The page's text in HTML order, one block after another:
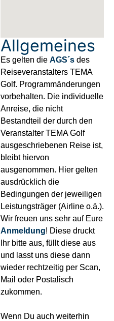
Allgemeines
Es gelten die AGS´s des
Reiseveranstalters TEMA
Golf. Programmänderungen
vorbehalten. Die individuelle
Anreise, die nicht
Bestandteil der durch den
Veranstalter TEMA Golf
ausgeschriebenen Reise ist,
bleibt hiervon
ausgenommen. Hier gelten
ausdrücklich die
Bedingungen der jeweiligen
Leistungsträger (Airline o.ä.).
Wir freuen uns sehr auf Eure
Anmeldung! Diese druckt
Ihr bitte aus, füllt diese aus
und lasst uns diese dann
wieder rechtzeitig per Scan,
Mail oder Postalisch
zukommen.
Wenn Du auch weiterhin